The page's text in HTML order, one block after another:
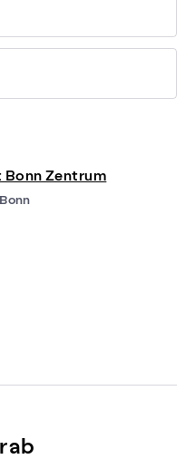
Zentrum